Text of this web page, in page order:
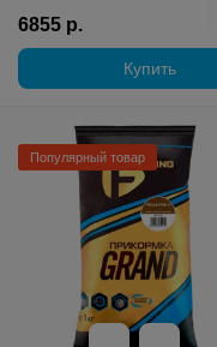
6855 р.
Купить
Популярный товар